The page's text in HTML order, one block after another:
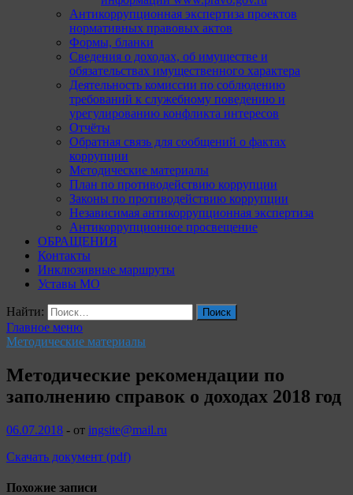
Антикоррупционная экспертиза проектов
нормативных правовых актов
Формы, бланки
Сведения о доходах, об имуществе и
обязательствах имущественного характера
Деятельность комиссии по соблюдению
требований к служебному поведению и
урегулированию конфликта интересов
Отчёты
Обратная связь для сообщений о фактах
коррупции
Методические материалы
План по противодействию коррупции
Законы по противодействию коррупции
Независимая антикоррупционная экспертиза
Антикоррупционное просвещение
ОБРАЩЕНИЯ
Контакты
Инклюзивные маршруты
Уставы МО
Найти:
Главное меню
Методические материалы
Методические рекомендации по
заполнению справок о доходах 2018 год
06.07.2018 - от ingsite@mail.ru
Скачать документ (pdf)
Похожие записи